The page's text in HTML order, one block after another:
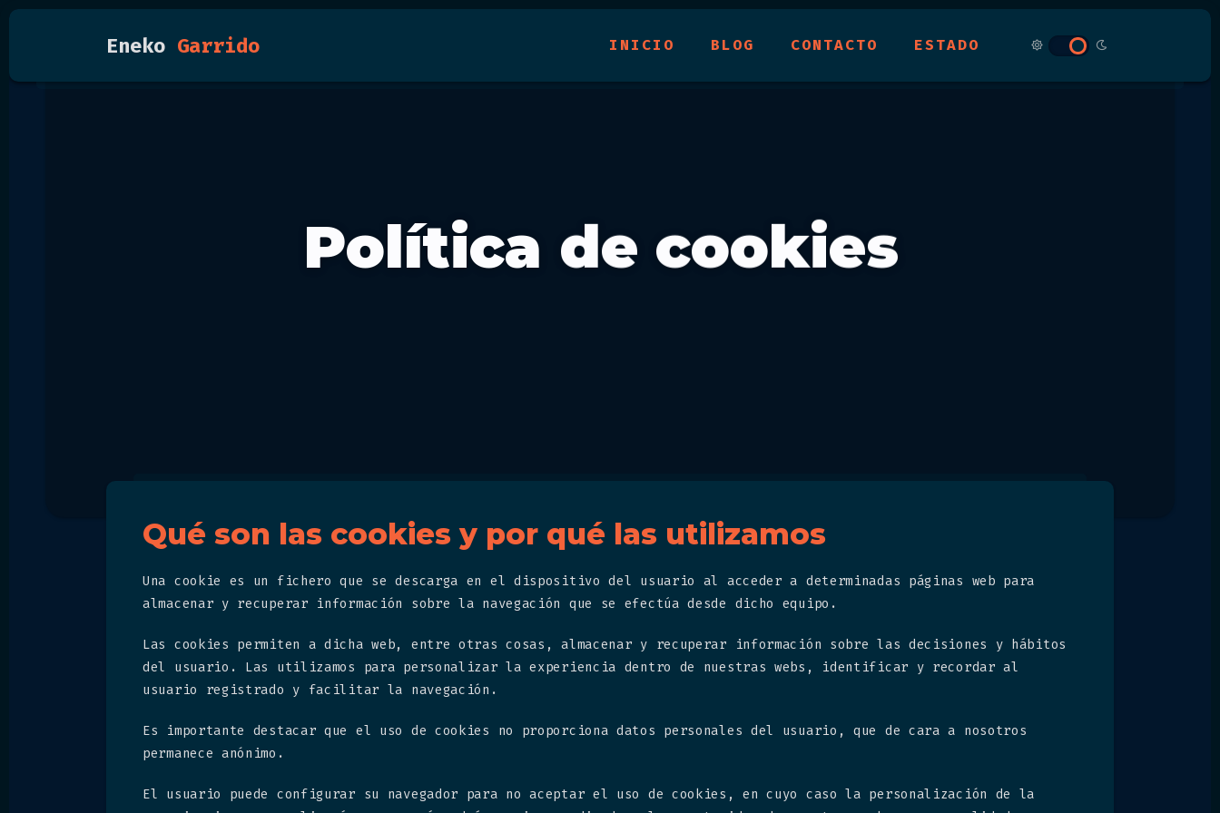
Eneko Garrido INICIO BLOG CONTACTO ESTADO
Política de cookies
Qué son las cookies y por qué las utilizamos
Una cookie es un fichero que se descarga en el dispositivo del usuario al acceder a determinadas páginas web para
almacenar y recuperar información sobre la navegación que se efectúa desde dicho equipo.
Las cookies permiten a dicha web, entre otras cosas, almacenar y recuperar información sobre las decisiones y hábitos
del usuario. Las utilizamos para personalizar la experiencia dentro de nuestras webs, identificar y recordar al
usuario registrado y facilitar la navegación.
Es importante destacar que el uso de cookies no proporciona datos personales del usuario, que de cara a nosotros
permanece anónimo.
El usuario puede configurar su navegador para no aceptar el uso de cookies, en cuyo caso la personalización de la